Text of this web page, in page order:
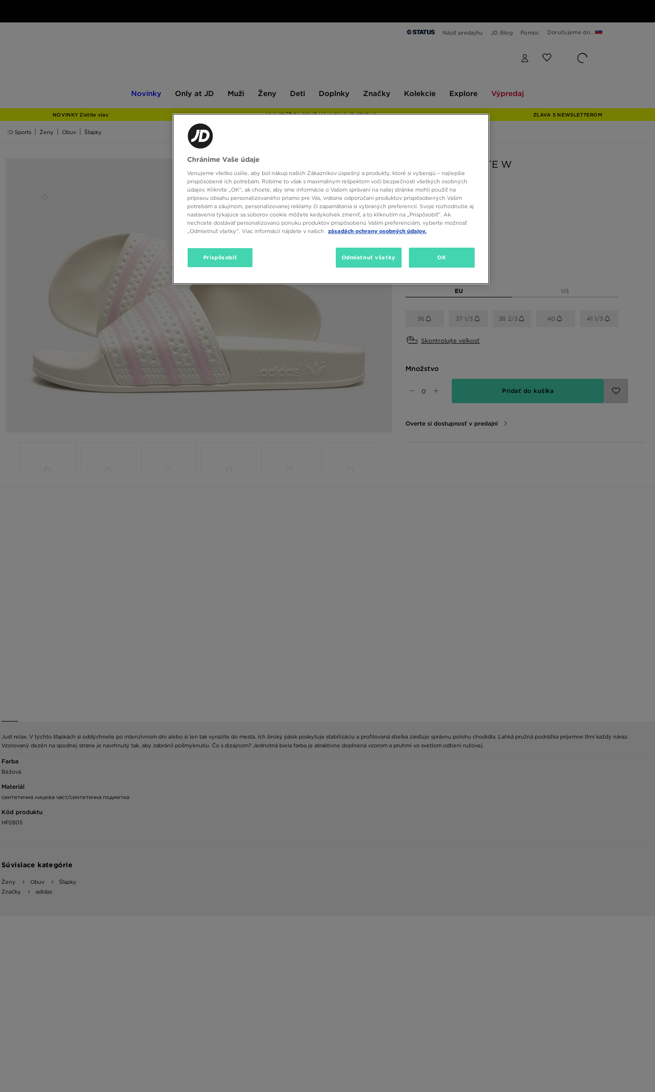
Nájsť predajňu JD Blog Pomoc Doručujeme do...
Novinky
JD
Only at JD Muži Ženy Deti Doplnky Značky Kolekcie Explore Výpredaj
NOVINKY Zistite viac 10 % SPÄŤ ZA PRVÉ NÁKUPY S JD STATUS ZĽAVA S NEWSLETTEROM
JD Sports Ženy Obuv Šľapky
ADIDAS ADILETTE W
20,00 €
Dostupné farby
Béžová
Vybrať veľkosť
EU US
36 37 1/3 38 2/3 40 41 1/3
Skontrolujte veľkosť
Množstvo
Pridať do košíka
Overte si dostupnosť v predajni
Just relax. V týchto šľapkách si oddýchnete po intenzívnom dni alebo si len tak vyrazíte do mesta. Ich široký pásik poskytuje stabilizáciu a profilovaná stielka zaisťuje správnu polohu chodidla. Ľahká pružná podrážka príjemne tlmí každý náraz.
Vzorovaný dezén na spodnej strane je navrhnutý tak, aby zabránil pošmyknutiu. Čo s dizajnom? Jednotná biela farba je atraktívne doplnená vzorom a pruhmi vo svetlom odtieni ružovej.
Farba
Béžová
Materiál
синтетична лицева част/синтетична подметка
Kód produktu
HP2805
Súvisiace kategórie
Ženy Obuv
Šľapky
Značky
adidas
Chránime Vaše údaje
Venujeme všetko úsilie, aby bol nákup našich Zákazníkov úspešný a produkty, ktoré si vyberajú – najlepšie
prispôsobené ich potrebám. Robíme to však s maximálnym rešpektom voči bezpečnosti všetkých osobných
údajov. Kliknite „OK”, ak chcete, aby sme informácie o Vašom správaní na našej stránke mohli použiť na
prípravu obsahu personalizovaného priamo pre Vás, vrátane odporúčaní produktov prispôsobených Vašim
potrebám a záujmom, personalizovanej reklamy či zapamätania si vybraných preferencií. Svoje rozhodnutie aj
nastavenia týkajúce sa súborov cookie môžete kedykoľvek zmeniť, a to kliknutím na „Prispôsobiť”. Ak
nechcete dostávať personalizovanú ponuku produktov prispôsobenú Vašim preferenciám, vyberte možnosť
„Odmietnuť všetky”. Viac informácií nájdete v našich
zásadách ochrany osobných údajov.
Prispôsobiť Odmietnuť všetky OK